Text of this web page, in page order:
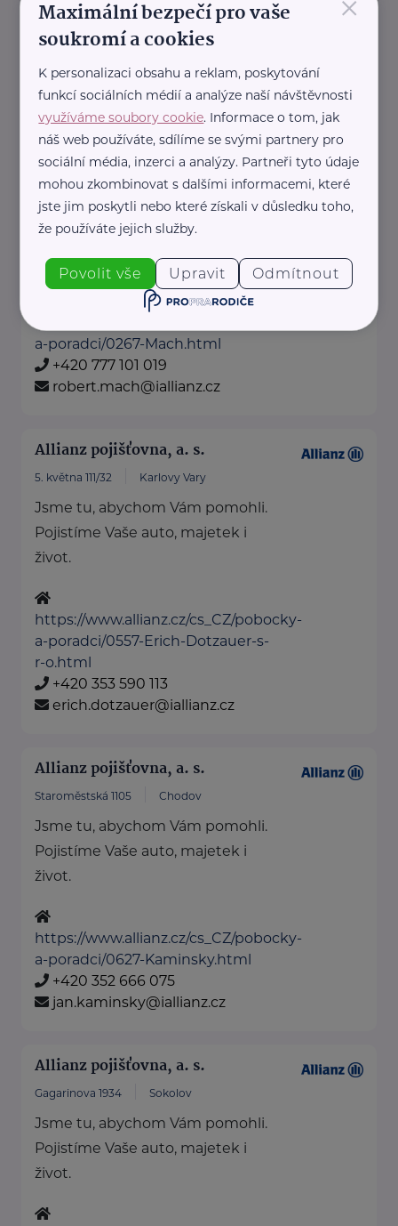
https://www.allianz.cz/cs_CZ/pobocky-
a-poradci/0123-Petr-Ocetnik--s-r-
o.html
+420 353 350 101
petr.ocetnik@iallianz.cz
Allianz pojišťovna, a. s.
Sokolovská 926/81a Karlovy Vary
Jsme tu, abychom Vám pomohli.
Pojistíme Vaše auto, majetek i
život.
a-poradci/0267-Mach.html
+420 777 101 019
robert.mach@iallianz.cz
Allianz pojišťovna, a. s.
5. května 111/32 Karlovy Vary
Jsme tu, abychom Vám pomohli.
Pojistíme Vaše auto, majetek i
život.
https://www.allianz.cz/cs_CZ/pobocky-
a-poradci/0557-Erich-Dotzauer-s-
r-o.html
+420 353 590 113
erich.dotzauer@iallianz.cz
Allianz pojišťovna, a. s.
Staroměstská 1105 Chodov
Jsme tu, abychom Vám pomohli.
Pojistíme Vaše auto, majetek i
život.
https://www.allianz.cz/cs_CZ/pobocky-
a-poradci/0627-Kaminsky.html
+420 352 666 075
jan.kaminsky@iallianz.cz
Allianz pojišťovna, a. s.
Gagarinova 1934 Sokolov
Jsme tu, abychom Vám pomohli.
Pojistíme Vaše auto, majetek i
život.
Maximální bezpečí pro vaše
soukromí a cookies
K personalizaci obsahu a reklam, poskytování
funkcí sociálních médií a analýze naší návštěvnosti
využíváme soubory cookie. Informace o tom, jak
náš web používáte, sdílíme se svými partnery pro
sociální média, inzerci a analýzy. Partneři tyto údaje
mohou zkombinovat s dalšími informacemi, které
jste jim poskytli nebo které získali v důsledku toho,
že používáte jejich služby.
Povolit vše Upravit Odmítnout